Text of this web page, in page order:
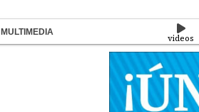
MULTIMEDIA
videos